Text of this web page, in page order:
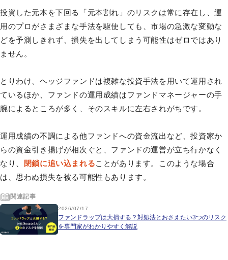
投資した元本を下回る「元本割れ」のリスクは常に存在し、運
用のプロがさまざまな手法を駆使しても、市場の急激な変動な
どを予測しきれず、損失を出してしまう可能性はゼロではあり
ません。
とりわけ、ヘッジファンドは複雑な投資手法を用いて運用され
ているほか、ファンドの運用成績はファンドマネージャーの手
腕によるところが多く、そのスキルに左右されがちです。
運用成績の不調による他ファンドへの資金流出など、投資家か
らの資金引き揚げが相次ぐと、ファンドの運営が立ち行かなく
なり、
閉鎖に追い込まれることがあります。このような場合
は、思わぬ損失を被る可能性もあります。
関連記事
2026/07/17
ファンドラップは大損する？対処法とおさえたい3つのリスク
を専門家がわかりやすく解説